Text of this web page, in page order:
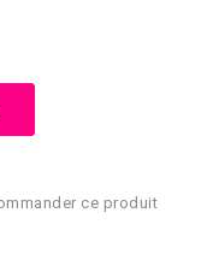
ce produit